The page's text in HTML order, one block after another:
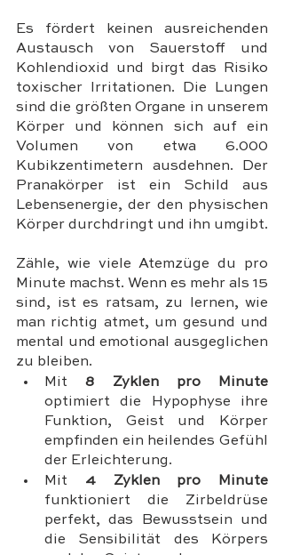
Es fördert keinen ausreichenden
Austausch von Sauerstoff und
Kohlendioxid und birgt das Risiko
toxischer Irritationen. Die Lungen
sind die größten Organe in unserem
Körper und können sich auf ein
Volumen von etwa 6.000
Kubikzentimetern ausdehnen. Der
Pranakörper ist ein Schild aus
Lebensenergie, der den physischen
Körper durchdringt und ihn umgibt.
Zähle, wie viele Atemzüge du pro
Minute machst. Wenn es mehr als 15
sind, ist es ratsam, zu lernen, wie
man richtig atmet, um gesund und
mental und emotional ausgeglichen
zu bleiben.
Mit 8 Zyklen pro Minute
optimiert die Hypophyse ihre
Funktion, Geist und Körper
empfinden ein heilendes Gefühl
der Erleichterung.
Mit 4 Zyklen pro Minute
funktioniert die Zirbeldrüse
perfekt, das Bewusstsein und
die Sensibilität des Körpers